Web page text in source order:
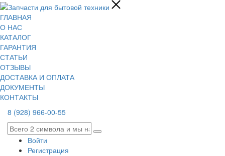
ГЛАВНАЯ
О НАС
КАТАЛОГ
ГАРАНТИЯ
СТАТЬИ
ОТЗЫВЫ
ДОСТАВКА И ОПЛАТА
ДОКУМЕНТЫ
КОНТАКТЫ
8 (928) 966-00-55
Войти
Регистрация